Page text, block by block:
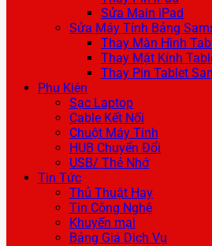
Sửa Main iPad
Sửa Máy Tính Bảng
Thay Màn Hình
Thay Mặt Kính
Thay Pin Tablet
Phụ Kiện
Sạc Laptop
Cable Kết Nối
Chuột Máy Tính
HUB Chuyển Đổi
USB/ Thẻ Nhớ
Tin Tức
Thủ Thuật Hay
Tin Công Nghệ
Khuyến mại
Bảng Giá Dịch Vụ